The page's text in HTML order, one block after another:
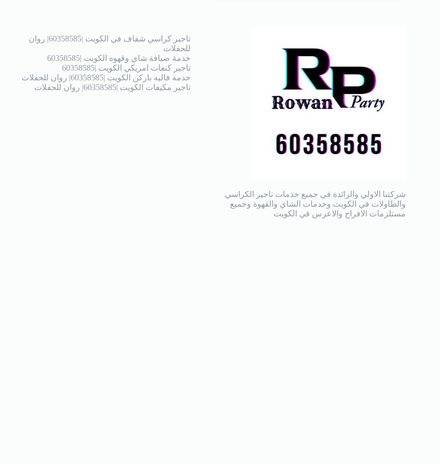
شركتنا الاولي والرائدة في جميع خدمات تاجير الكراسي
والطاولات في الكويت وخدمات الشاي والقهوة وجميع
مستلزمات الافراح والاعرس في الكويت
تاجير كراسي شفاف في الكويت |60358585| روان
للحفلات
خدمة ضيافة شاي وقهوه الكويت |60358585
تاجير كنفات امريكي الكويت |60358585
خدمة فاليه باركن الكويت |60358585| روان للحفلات
تاجير مكيفات الكويت |60358585| روان للحفلات